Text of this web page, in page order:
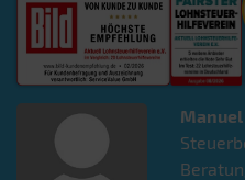
Manuel